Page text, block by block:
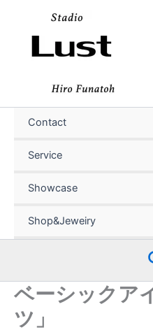
プ
Contact
Service
Showcase
Shop&Jeweiry
ベーシックア
ツ」